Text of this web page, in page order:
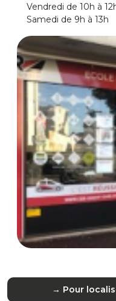
Vendredi de 10h à
Samedi de 9h à 13h
→ Pour